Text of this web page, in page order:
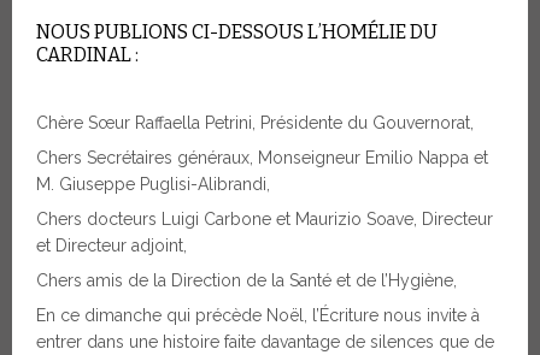
NOUS PUBLIONS CI-DESSOUS L’HOMÉLIE DU
CARDINAL :
Chère Sœur Raffaella Petrini, Présidente du Gouvernorat,
Chers Secrétaires généraux, Monseigneur Emilio Nappa et
M. Giuseppe Puglisi-Alibrandi,
Chers docteurs Luigi Carbone et Maurizio Soave, Directeur
et Directeur adjoint,
Chers amis de la Direction de la Santé et de l’Hygiène,
En ce dimanche qui précède Noël, l’Écriture nous invite à
entrer dans une histoire faite davantage de silences que de